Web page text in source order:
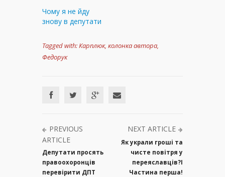
Чому я не йду
знову в депутати
Tagged with:Карплюк, колонка автора,
Федорук
PREVIOUS
ARTICLE
Депутати просять
правоохоронців
перевірити ДПТ
NEXT ARTICLE
Як украли гроші та
чисте повітря у
переяславців?І
Частина перша!